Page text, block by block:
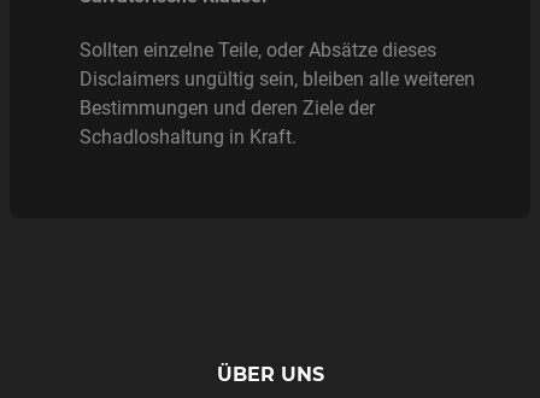
Sollten einzelne Teile, oder Absätze dieses
Disclaimers ungültig sein, bleiben alle weiteren
Bestimmungen und deren Ziele der
Schadloshaltung in Kraft.
ÜBER UNS